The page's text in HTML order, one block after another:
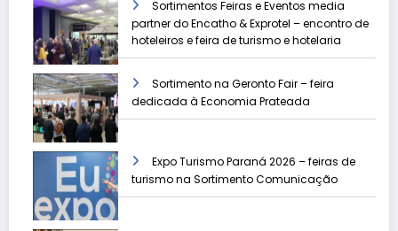
Sortimentos Feiras e Eventos media
partner do Encatho & Exprotel – encontro de
hoteleiros e feira de turismo e hotelaria
Sortimento na Geronto Fair – feira
dedicada à Economia Prateada
Expo Turismo Paraná 2026 – feiras de
turismo na Sortimento Comunicação